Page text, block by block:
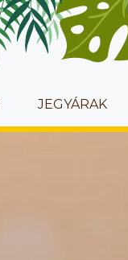
JEGYÁRAK